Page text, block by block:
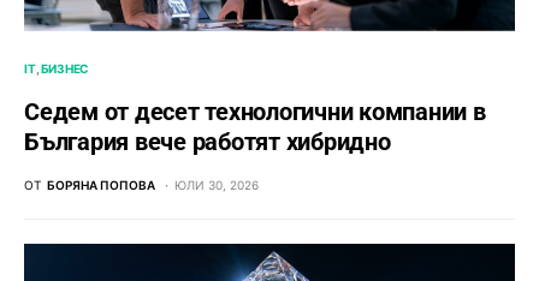
IT БИЗНЕС
Седем от десет технологични компании в
България вече работят хибридно
ОТ БОРЯНА ПОПОВА ЮЛИ 30, 2026